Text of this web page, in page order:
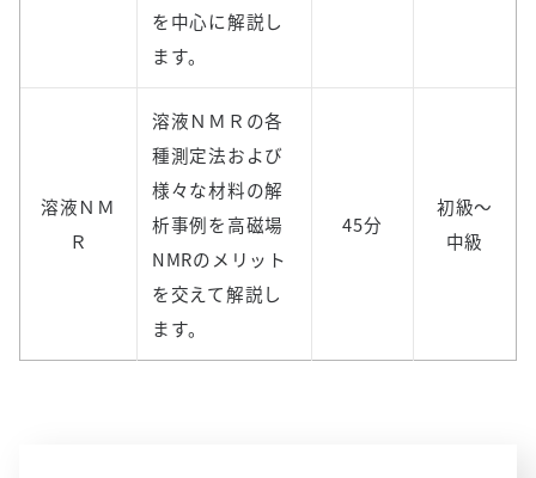
を中心に解説し
ます。
溶液ＮＭ
Ｒ
溶液ＮＭＲの各
種測定法および
様々な材料の解
析事例を高磁場
NMRのメリット
を交えて解説し
ます。
45分
初級～
中級